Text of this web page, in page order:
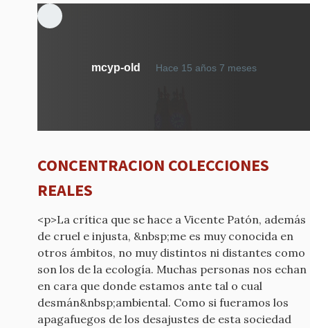
mcyp-old Hace 15 años 7 meses
CONCENTRACION COLECCIONES
REALES
<p>La crítica que se hace a Vicente Patón, además
de cruel e injusta, &nbsp;me es muy conocida en
otros ámbitos, no muy distintos ni distantes como
son los de la ecología. Muchas personas nos echan
en cara que donde estamos ante tal o cual
desmán&nbsp;ambiental. Como si fueramos los
apagafuegos de los desajustes de esta sociedad